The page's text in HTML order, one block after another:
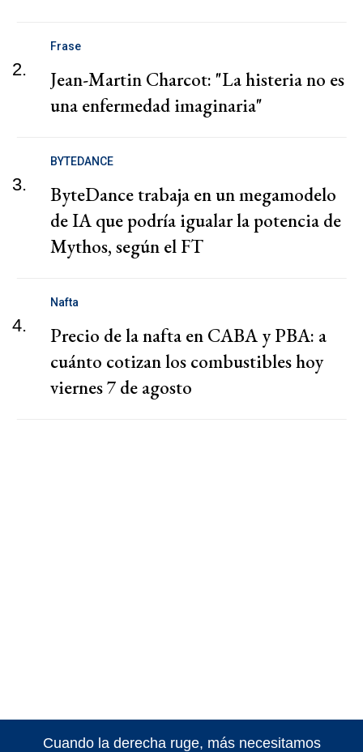
2.
Frase
Jean-Martin Charcot: "La histeria no es
una enfermedad imaginaria"
3.
BYTEDANCE
ByteDance trabaja en un megamodelo
de IA que podría igualar la potencia de
Mythos, según el FT
4.
Nafta
Precio de la nafta en CABA y PBA: a
cuánto cotizan los combustibles hoy
viernes 7 de agosto
Cuando la derecha ruge, más necesitamos